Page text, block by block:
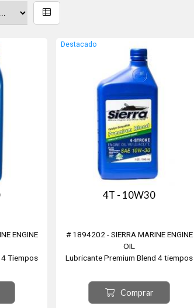
ENGINE
4 Tiempos
agua.
SL; Volvo
20077 &
Destacado
4T - 10W30
# 1894202 - SIERRA MARINE ENGINE
OIL
Lubricante Premium Blend 4 tiempos
fuera borda de 4 tiempos enfriados a
agua. Clasific. NMMA FC-W API SL. Para
uso en todas los motores dentro/fuera
Comprar